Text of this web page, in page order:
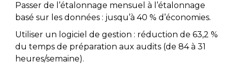
Passer de l’étalonnage mensuel à l’étalonnage
basé sur les données : jusqu’à 40 % d’économies.
Utiliser un logiciel de gestion : réduction de 63,2 %
du temps de préparation aux audits (de 84 à 31
heures/semaine).